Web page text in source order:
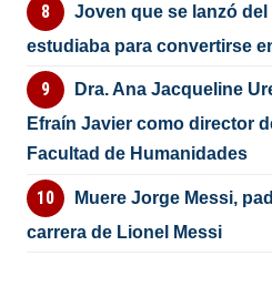
Joven que se lanzó
estudiaba para convertirse
Dra. Ana Jacqueline
Efraín Javier como director
Facultad de Humanidades
Muere Jorge Messi,
carrera de Lionel Messi